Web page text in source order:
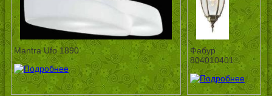
Mantra Ufo 1890
Фабур
804010401